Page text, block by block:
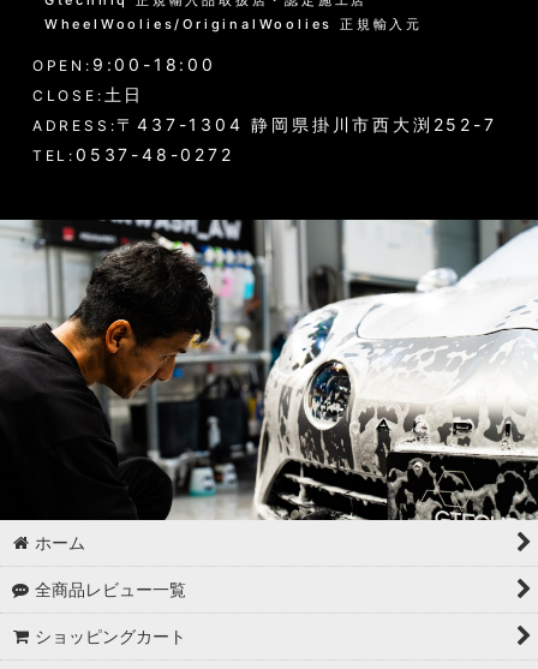
WheelWoolies/OriginalWoolies 正規輸入元
OPEN: 9:00-18:00
CLOSE: 土日
ADRESS: 〒437-1304 静岡県掛川市西大渕252-7
TEL: 0537-48-0272
ホーム
全商品レビュー一覧
ショッピングカート